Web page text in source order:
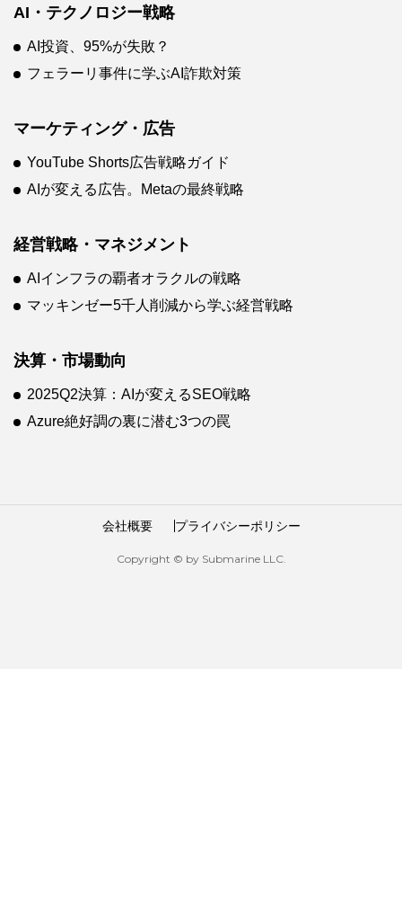
AI・テクノロジー戦略
AI投資、95%が失敗？
フェラーリ事件に学ぶAI詐欺対策
マーケティング・広告
YouTube Shorts広告戦略ガイド
AIが変える広告。Metaの最終戦略
経営戦略・マネジメント
AIインフラの覇者オラクルの戦略
マッキンゼー5千人削減から学ぶ経営戦略
決算・市場動向
2025Q2決算：AIが変えるSEO戦略
Azure絶好調の裏に潜む3つの罠
会社概要 プライバシーポリシー
Copyright © by Submarine LLC.